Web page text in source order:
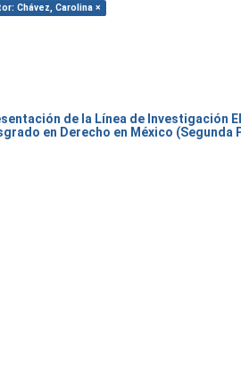
Chávez, Carolina ×
de la Línea de Investigación El
en Derecho en México (Segunda